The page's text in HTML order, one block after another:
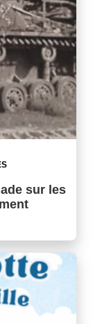
sur les